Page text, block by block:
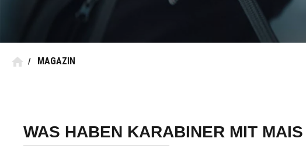
/ MAGAZIN
WAS HABEN KARABINER MIT